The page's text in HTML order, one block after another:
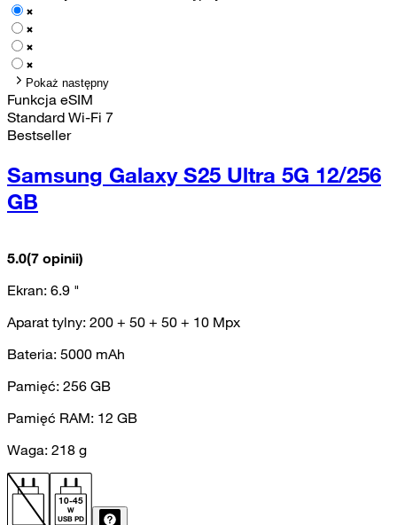
Pokaż następny
Funkcja eSIM
Standard Wi-Fi 7
Bestseller
Samsung Galaxy S25 Ultra 5G 12/256
GB
5.0(7 opinii)
Ekran: 6.9 "
Aparat tylny: 200 + 50 + 50 + 10 Mpx
Bateria: 5000 mAh
Pamięć: 256 GB
Pamięć RAM: 12 GB
Waga: 218 g
10-45
W
USB PD